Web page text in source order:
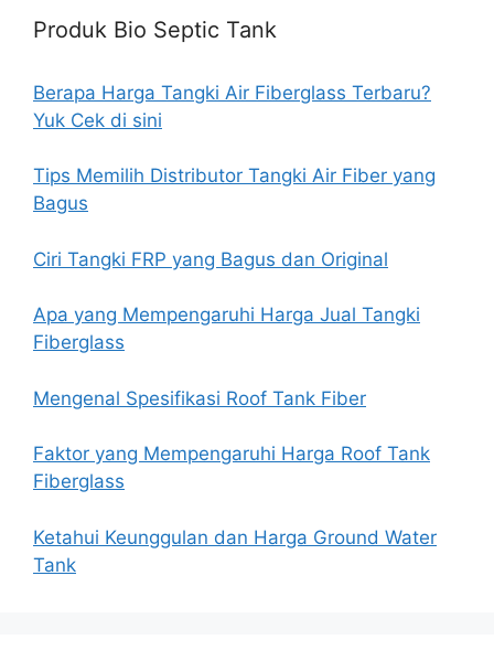
Produk Bio Septic Tank
Berapa Harga Tangki Air Fiberglass Terbaru?
Yuk Cek di sini
Tips Memilih Distributor Tangki Air Fiber yang
Bagus
Ciri Tangki FRP yang Bagus dan Original
Apa yang Mempengaruhi Harga Jual Tangki
Fiberglass
Mengenal Spesifikasi Roof Tank Fiber
Faktor yang Mempengaruhi Harga Roof Tank
Fiberglass
Ketahui Keunggulan dan Harga Ground Water
Tank